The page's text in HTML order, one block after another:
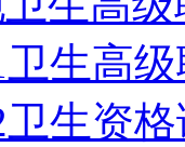
卫生高
卫生资